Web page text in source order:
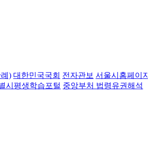
) 대한민국국회 전자관보 서울시홈페이지
시평생학습포털 중앙부처 법령유권해석